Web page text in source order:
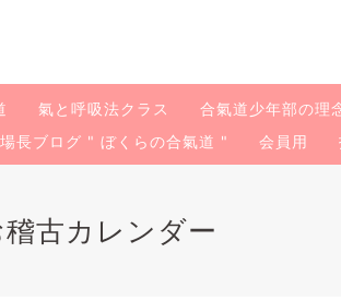
氣と呼吸法クラス 合氣道少年部の理
長ブログ " ぼくらの合氣道 " 会員用
稽古カレンダー